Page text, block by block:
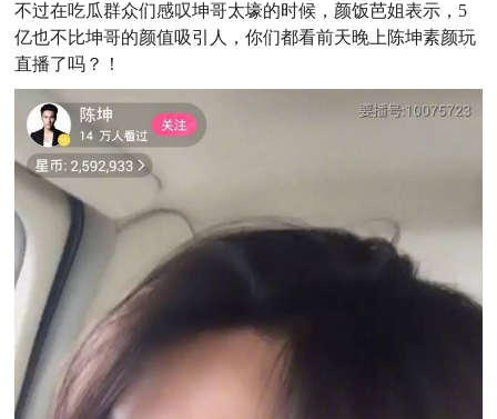
不过在吃瓜群众们感叹坤哥太壕的时候，颜饭芭姐表示， 5
亿也不比坤哥的颜值吸引人，你们都看前天晚上陈坤素颜玩
直播了吗？！